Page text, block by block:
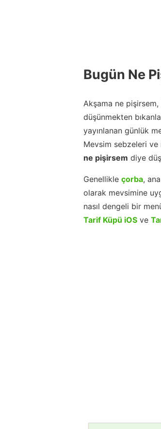
Bugün Ne
Akşama ne
düşünmekten
yayınlanan günlük
Mevsim sebzeleri ve
ne pişirsem diye
Genellikle çorba,
olarak mevsimine
nasıl dengeli bir
Tarif Küpü iOS ve